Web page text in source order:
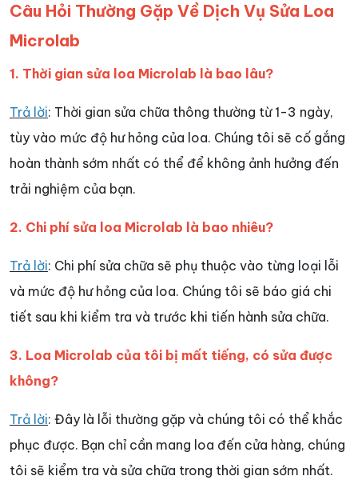
Câu Hỏi Thường Gặp Về Dịch Vụ Sửa Loa
Microlab
1. Thời gian sửa loa Microlab là bao lâu?
Trả lời: Thời gian sửa chữa thông thường từ 1-3 ngày,
tùy vào mức độ hư hỏng của loa. Chúng tôi sẽ cố gắng
hoàn thành sớm nhất có thể để không ảnh hưởng đến
trải nghiệm của bạn.
2. Chi phí sửa loa Microlab là bao nhiêu?
Trả lời: Chi phí sửa chữa sẽ phụ thuộc vào từng loại lỗi
và mức độ hư hỏng của loa. Chúng tôi sẽ báo giá chi
tiết sau khi kiểm tra và trước khi tiến hành sửa chữa.
3. Loa Microlab của tôi bị mất tiếng, có sửa được
không?
Trả lời: Đây là lỗi thường gặp và chúng tôi có thể khắc
phục được. Bạn chỉ cần mang loa đến cửa hàng, chúng
tôi sẽ kiểm tra và sửa chữa trong thời gian sớm nhất.